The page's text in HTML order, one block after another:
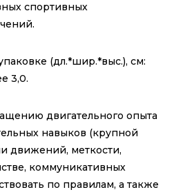
спортивных
(дл.*шир.*выс.), см:
3,0.
двигательного опыта
навыков (крупной
движений, меткости,
коммуникативных
по правилам, а также